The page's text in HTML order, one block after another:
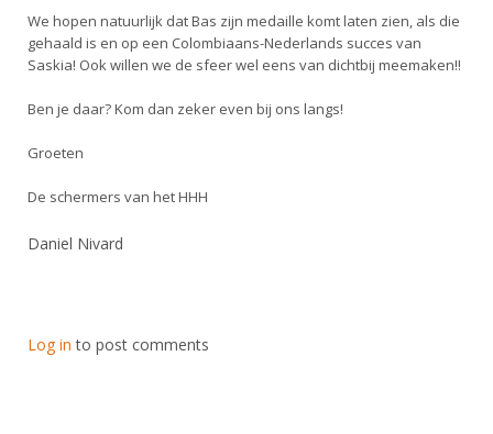
We hopen natuurlijk dat Bas zijn medaille komt laten zien, als die
gehaald is en op een Colombiaans-Nederlands succes van
Saskia! Ook willen we de sfeer wel eens van dichtbij meemaken!!
Ben je daar? Kom dan zeker even bij ons langs!
Groeten
De schermers van het HHH
Daniel Nivard
Log in to post comments